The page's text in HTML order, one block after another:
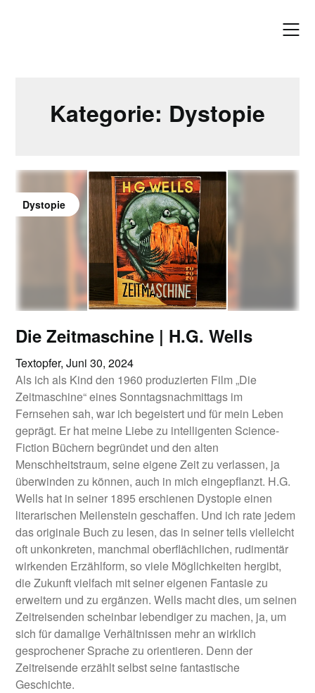
Kategorie: Dystopie
Dystopie
Die Zeitmaschine | H.G. Wells
Textopfer,Juni 30, 2024
Als ich als Kind den 1960 produzierten Film „Die
Zeitmaschine“ eines Sonntagsnachmittags im
Fernsehen sah, war ich begeistert und für mein Leben
geprägt. Er hat meine Liebe zu intelligenten Science-
Fiction Büchern begründet und den alten
Menschheitstraum, seine eigene Zeit zu verlassen, ja
überwinden zu können, auch in mich eingepflanzt. H.G.
Wells hat in seiner 1895 erschienen Dystopie einen
literarischen Meilenstein geschaffen. Und ich rate jedem
das originale Buch zu lesen, das in seiner teils vielleicht
oft unkonkreten, manchmal oberflächlichen, rudimentär
wirkenden Erzählform, so viele Möglichkeiten hergibt,
die Zukunft vielfach mit seiner eigenen Fantasie zu
erweitern und zu ergänzen. Wells macht dies, um seinen
Zeitreisenden scheinbar lebendiger zu machen, ja, um
sich für damalige Verhältnissen mehr an wirklich
gesprochener Sprache zu orientieren. Denn der
Zeitreisende erzählt selbst seine fantastische
Geschichte.